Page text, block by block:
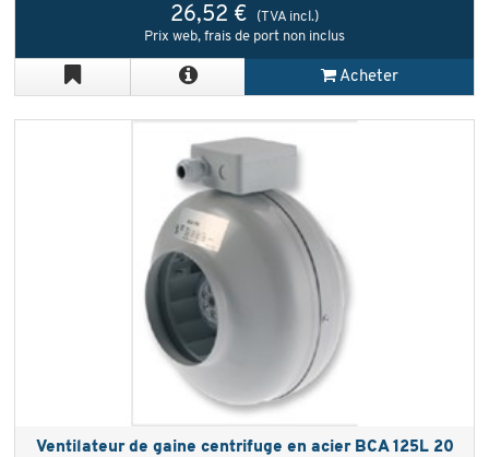
26,52 €
(TVA incl.)
Prix web, frais de port non inclus
Acheter
Ventilateur de gaine centrifuge en acier BCA 125L 20